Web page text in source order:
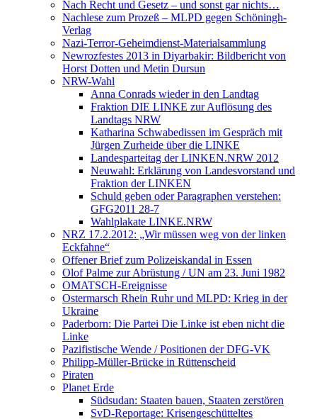
Nach Recht und Gesetz – und sonst gar nichts…
Nachlese zum Prozeß – MLPD gegen Schöningh-
Verlag
Nazi-Terror-Geheimdienst-Materialsammlung
Newrozfestes 2013 in Diyarbakir: Bildbericht von
Horst Dotten und Metin Dursun
NRW-Wahl
Anna Conrads wieder in den Landtag
Fraktion DIE LINKE zur Auflösung des
Landtags NRW
Katharina Schwabedissen im Gespräch mit
Jürgen Zurheide über die LINKE
Landesparteitag der LINKEN.NRW 2012
Neuwahl: Erklärung von Landesvorstand und
Fraktion der LINKEN
Schuld geben oder Paragraphen verstehen:
GFG2011 28-7
Wahlplakate LINKE.NRW
NRZ 17.2.2012: „Wir müssen weg von der linken
Eckfahne“
Offener Brief zum Polizeiskandal in Essen
Olof Palme zur Abrüstung / UN am 23. Juni 1982
OMATSCH-Ereignisse
Ostermarsch Rhein Ruhr und MLPD: Krieg in der
Ukraine
Paderborn: Die Partei Die Linke ist eben nicht die
Linke
Pazifistische Wende / Positionen der DFG-VK
Philipp-Müller-Brücke in Rüttenscheid
Piraten
Planet Erde
Südsudan: Staaten bauen, Staaten zerstören
SvD-Reportage: Krisengeschütteltes